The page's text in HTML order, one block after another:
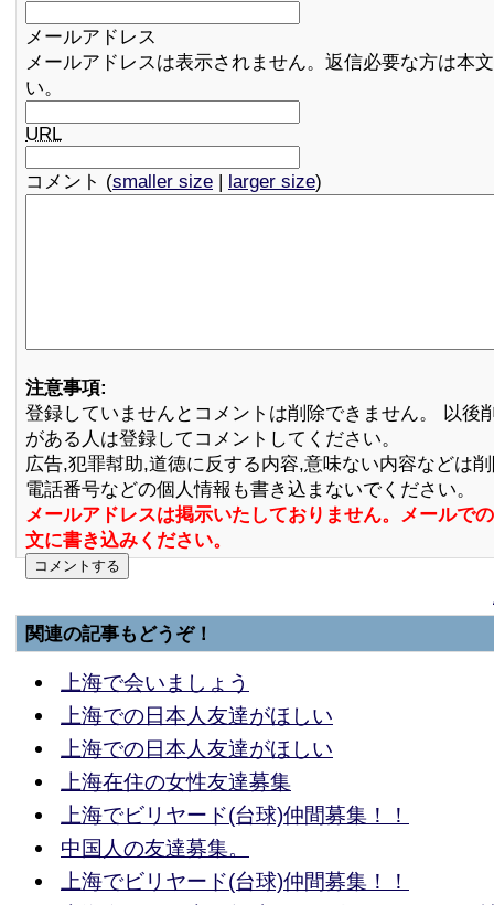
メールアドレス
メールアドレスは表示されません。返信必要な方は本
い。
URL
コメント (smaller size | larger size)
注意事項:
登録していませんとコメントは削除できません。 以後
がある人は登録してコメントしてください。
広告,犯罪幇助,道徳に反する内容,意味ない内容などは
電話番号などの個人情報も書き込まないでください。
メールアドレスは掲示いたしておりません。メールで
文に書き込みください。
関連の記事もどうぞ！
上海で会いましょう
上海での日本人友達がほしい
上海での日本人友達がほしい
上海在住の女性友達募集
上海でビリヤード(台球)仲間募集！！
中国人の友達募集。
上海でビリヤード(台球)仲間募集！！